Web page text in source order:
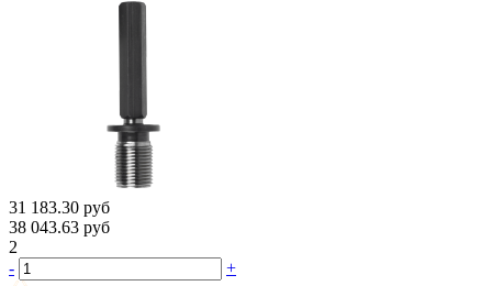
31 183.30 руб
38 043.63 руб
2
-
+